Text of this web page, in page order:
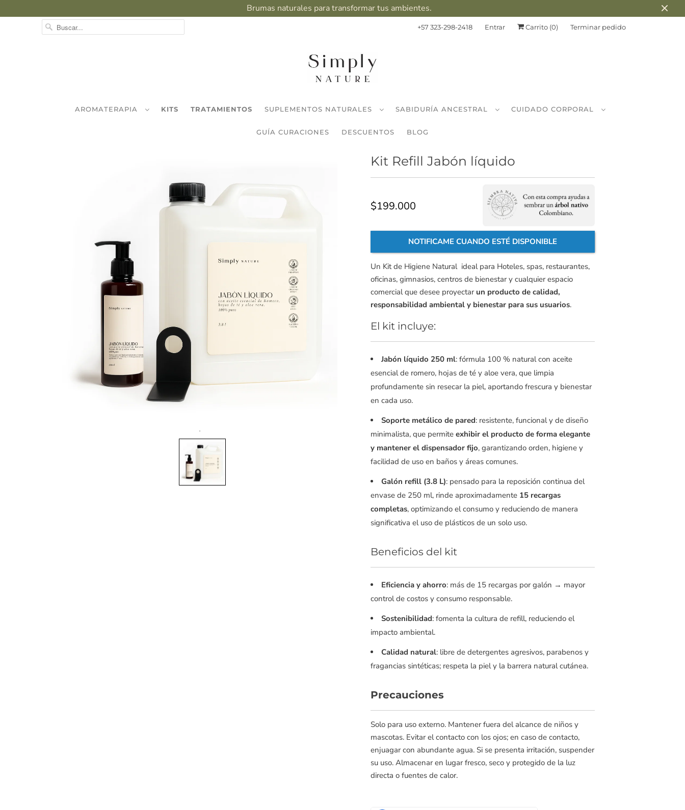
Brumas naturales para transformar tus ambientes.
+57 323-298-2418 Entrar Carrito (0) Terminar pedido
AROMATERAPIA KITS TRATAMIENTOS SUPLEMENTOS NATURALES SABIDURÍA ANCESTRAL CUIDADO CORPORAL
GUÍA CURACIONES DESCUENTOS BLOG
Kit Refill Jabón líquido
$199.000
NOTIFICAME CUANDO ESTÉ DISPONIBLE
Un Kit de Higiene Natural ideal para Hoteles, spas, restaurantes,
oficinas, gimnasios, centros de bienestar y cualquier espacio
comercial que desee proyectar un producto de calidad,
responsabilidad ambiental y bienestar para sus usuarios.
El kit incluye:
Jabón líquido 250 ml: fórmula 100 % natural con aceite
esencial de romero, hojas de té y aloe vera, que limpia
profundamente sin resecar la piel, aportando frescura y bienestar
en cada uso.
Soporte metálico de pared: resistente, funcional y de diseño
minimalista, que permite exhibir el producto de forma elegante
y mantener el dispensador fijo, garantizando orden, higiene y
facilidad de uso en baños y áreas comunes.
Galón refill (3.8 L): pensado para la reposición continua del
envase de 250 ml, rinde aproximadamente 15 recargas
completas, optimizando el consumo y reduciendo de manera
significativa el uso de plásticos de un solo uso.
Beneficios del kit
Eficiencia y ahorro: más de 15 recargas por galón → mayor
control de costos y consumo responsable.
Sostenibilidad: fomenta la cultura de refill, reduciendo el
impacto ambiental.
Calidad natural: libre de detergentes agresivos, parabenos y
fragancias sintéticas; respeta la piel y la barrera natural cutánea.
Precauciones
Solo para uso externo. Mantener fuera del alcance de niños y
mascotas. Evitar el contacto con los ojos; en caso de contacto,
enjuagar con abundante agua. Si se presenta irritación, suspender
su uso. Almacenar en lugar fresco, seco y protegido de la luz
directa o fuentes de calor.